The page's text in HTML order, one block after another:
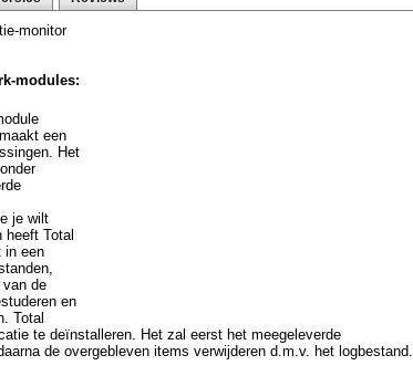
monitor
modules:
een
Het
je wilt
heeft Total
in een
van de
en
Total
te deïnstalleren. Het zal eerst het meegeleverde
de overgebleven items verwijderen d.m.v. het logbestand.